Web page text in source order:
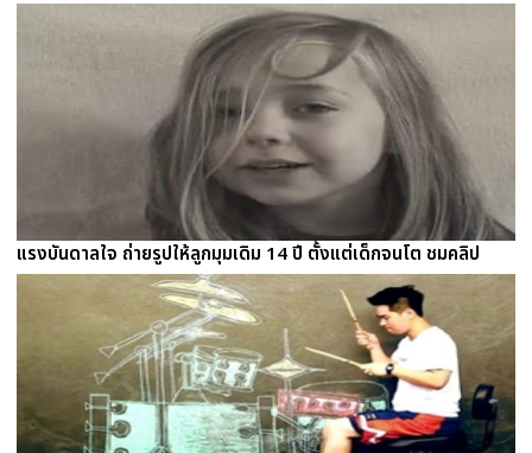
แรงบันดาลใจ ถ่ายรูปให้ลูกมุมเดิม 14 ปี ตั้งแต่เด็กจนโต ชมคลิป